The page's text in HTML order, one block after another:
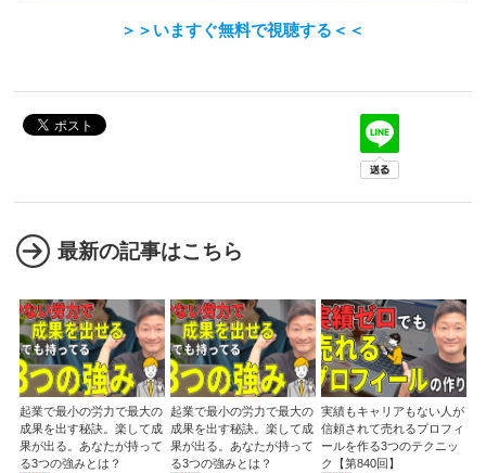
＞＞いますぐ無料で視聴する＜＜
最新の記事はこちら
起業で最小の労力で最大の
成果を出す秘訣。楽して成
果が出る。あなたが持って
る3つの強みとは？
起業で最小の労力で最大の
成果を出す秘訣。楽して成
果が出る。あなたが持って
る3つの強みとは？
実績もキャリアもない人が
信頼されて売れるプロフィ
ールを作る3つのテクニッ
ク【第840回】